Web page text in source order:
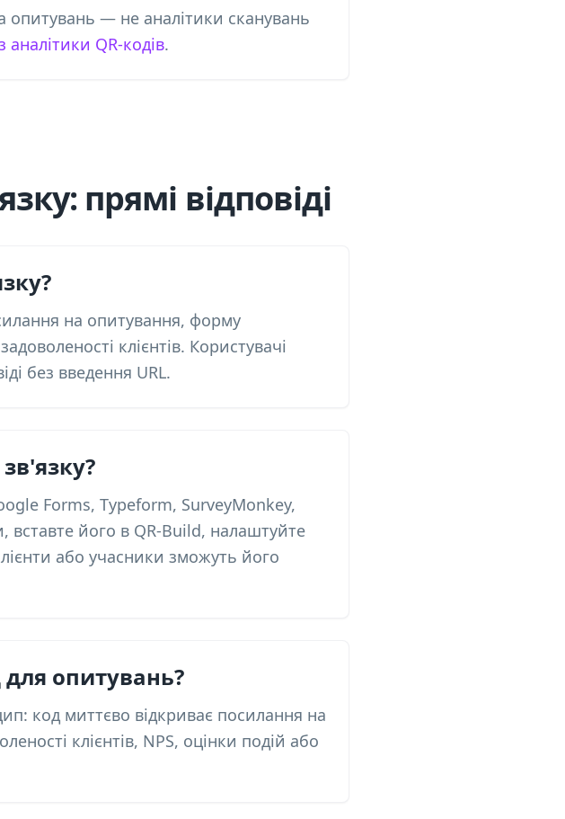
опитувань — не аналітики сканувань
аналітики QR-кодів.
прямі відповіді
на опитування, форму
клієнтів. Користувачі
без введення URL.
Forms, Typeform, SurveyMonkey,
вставте його в QR-Build, налаштуйте
або учасники зможуть його
опитувань?
код миттєво відкриває посилання на
клієнтів, NPS, оцінки подій або